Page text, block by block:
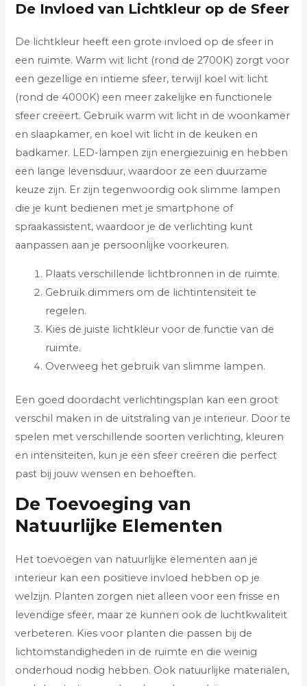
De Invloed van Lichtkleur op de Sfeer
De lichtkleur heeft een grote invloed op de sfeer in
een ruimte. Warm wit licht (rond de 2700K) zorgt voor
een gezellige en intieme sfeer, terwijl koel wit licht
(rond de 4000K) een meer zakelijke en functionele
sfeer creëert. Gebruik warm wit licht in de woonkamer
en slaapkamer, en koel wit licht in de keuken en
badkamer. LED-lampen zijn energiezuinig en hebben
een lange levensduur, waardoor ze een duurzame
keuze zijn. Er zijn tegenwoordig ook slimme lampen
die je kunt bedienen met je smartphone of
spraakassistent, waardoor je de verlichting kunt
aanpassen aan je persoonlijke voorkeuren.
Plaats verschillende lichtbronnen in de ruimte.
Gebruik dimmers om de lichtintensiteit te
regelen.
Kies de juiste lichtkleur voor de functie van de
ruimte.
Overweeg het gebruik van slimme lampen.
Een goed doordacht verlichtingsplan kan een groot
verschil maken in de uitstraling van je interieur. Door te
spelen met verschillende soorten verlichting, kleuren
en intensiteiten, kun je een sfeer creëren die perfect
past bij jouw wensen en behoeften.
De Toevoeging van
Natuurlijke Elementen
Het toevoegen van natuurlijke elementen aan je
interieur kan een positieve invloed hebben op je
welzijn. Planten zorgen niet alleen voor een frisse en
levendige sfeer, maar ze kunnen ook de luchtkwaliteit
verbeteren. Kies voor planten die passen bij de
lichtomstandigheden in de ruimte en die weinig
onderhoud nodig hebben. Ook natuurlijke materialen,